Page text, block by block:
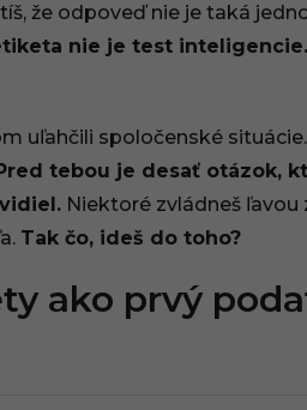
že odpoveď nie je taká
nie je test inteligencie.
uľahčili spoločenské
tebou je desať otázok,
Niektoré zvládneš ľavou
Tak čo, ideš do toho?
ako prvý